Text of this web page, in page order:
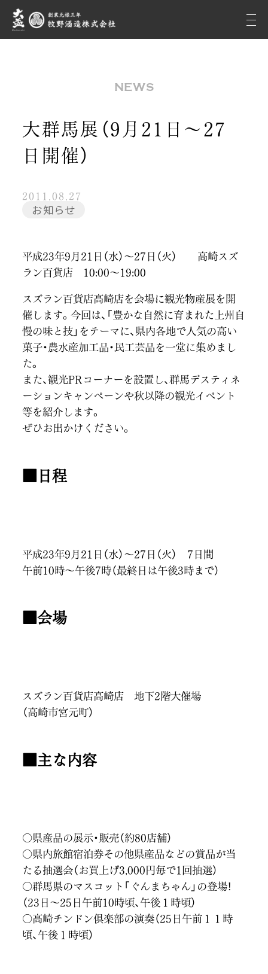
NEWS
大群馬展（9月21日～27
日開催）
2011.08.27
お知らせ
平成23年9月21日（水）～27日（火） 高崎スズ
ラン百貨店 10:00～19:00
スズラン百貨店高崎店を会場に観光物産展を開
催します。今回は、「豊かな自然に育まれた上州自
慢の味と技」をテーマに、県内各地で人気の高い
菓子・農水産加工品・民工芸品を一堂に集めまし
た。
また、観光PRコーナーを設置し、群馬デスティネ
ーションキャンペーンや秋以降の観光イベント
等を紹介します。
ぜひお出かけください。
■日程
平成23年9月21日（水）～27日（火） 7日間
午前10時～午後7時（最終日は午後3時まで）
■会場
スズラン百貨店高崎店 地下2階大催場
（高崎市宮元町）
■主な内容
○県産品の展示・販売（約80店舗）
○県内旅館宿泊券その他県産品などの賞品が当
たる抽選会（お買上げ3,000円毎で1回抽選）
○群馬県のマスコット「ぐんまちゃん」の登場！
（23日～25日午前10時頃、午後１時頃）
○高崎チンドン倶楽部の演奏（25日午前１１時
頃、午後１時頃）